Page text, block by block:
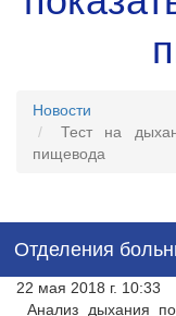
Новости
Тест на
пищевода
Отделения
22 мая 2018 г. 10:33
Анализ дыхания